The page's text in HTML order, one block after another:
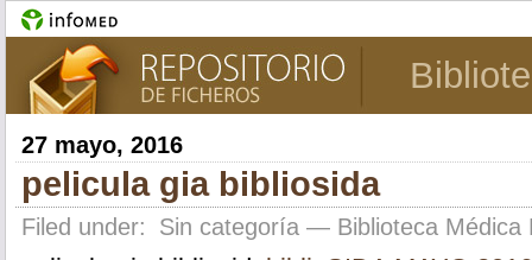
27 mayo, 2016
pelicula gia bibliosida
Filed under: Sin categoría— Biblioteca Médica